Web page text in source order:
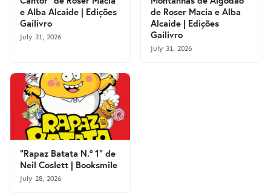
e Alba Alcaide | Edições
Gailivro
July 31, 2026
de Roser Macia e Alba
Alcaide | Edições
Gailivro
July 31, 2026
"Rapaz Batata N.º 1" de
Neil Coslett | Booksmile
July 28, 2026